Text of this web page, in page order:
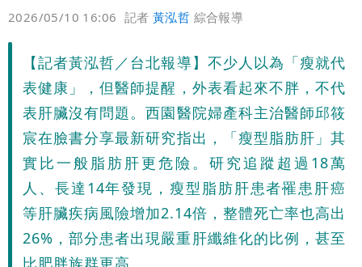
爆料
2026/05/10 16:06 記者黃泓哲 綜合報導
【記者黃泓哲／台北報導】不少人以為「瘦就代
表健康」，但醫師提醒，外表看起來不胖，不代
表肝臟沒有問題。西園醫院婦產科主治醫師邱筱
宸在臉書分享最新研究指出，「瘦型脂肪肝」其
實比一般脂肪肝更危險。研究追蹤超過18萬
人、長達14年發現，瘦型脂肪肝患者罹患肝癌
等肝臟疾病風險增加2.14倍，整體死亡率也高出
26%，部分患者出現嚴重肝纖維化的比例，甚至
比肥胖族群更高。